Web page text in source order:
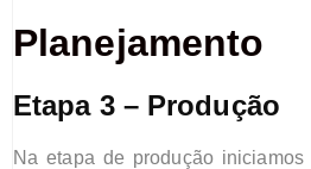
Planejamento
Etapa 3 – Produção
Na etapa de produção i